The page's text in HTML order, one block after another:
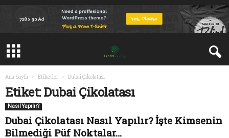
Ana Sayfa Etiketler Dubai Çikolatası
Etiket: Dubai Çikolatası
Nasıl Yapılır?
Dubai Çikolatası Nasıl Yapılır? İşte Kimsenin
Bilmediği Püf Noktalar…